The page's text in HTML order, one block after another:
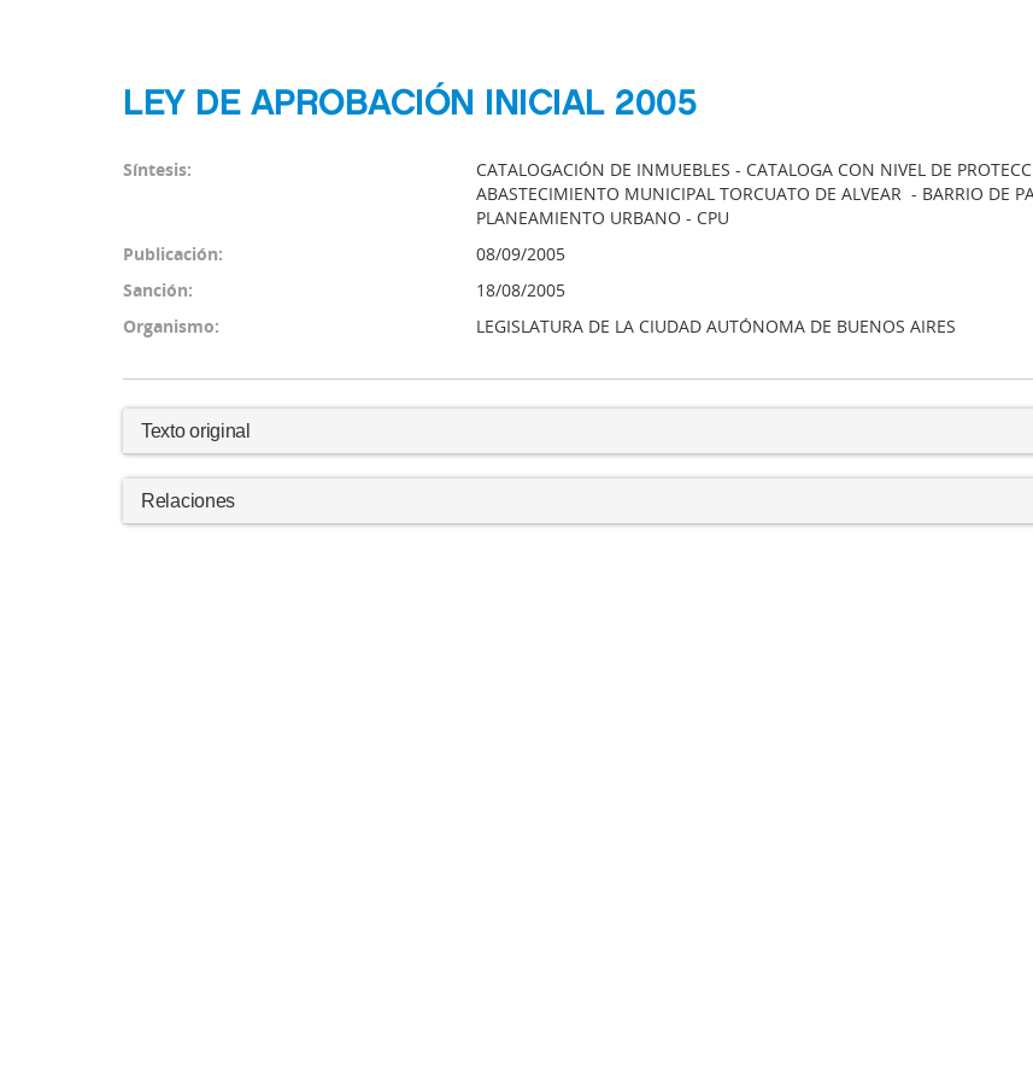
LEY DE APROBACIÓN INICIAL 2005
Síntesis:
CATALOGACIÓN DE INMUEBLES - CATALOGA CON NIVEL DE
ABASTECIMIENTO MUNICIPAL TORCUATO DE ALVEAR - BARRIO DE
PLANEAMIENTO URBANO - CPU
Publicación:
08/09/2005
Sanción:
18/08/2005
Organismo:
LEGISLATURA DE LA CIUDAD AUTÓNOMA DE BUENOS AIRES
Texto original
Relaciones